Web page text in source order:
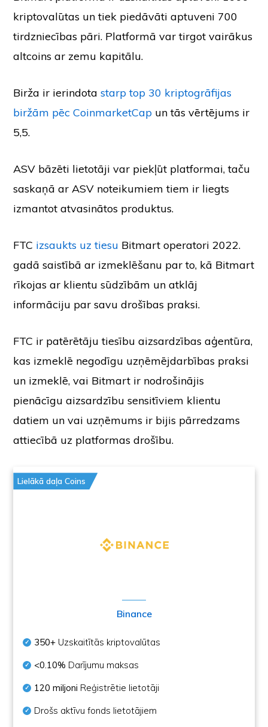
kriptovalūtas un tiek piedāvāti aptuveni 700
tirdzniecības pāri. Platformā var tirgot vairākus
altcoins ar zemu kapitālu.
Birža ir ierindotastarp top 30 kriptogrāfijas
biržām pēc CoinmarketCap un tās vērtējums ir
5,5.
ASV bāzēti lietotāji var piekļūt platformai, taču
saskaņā ar ASV noteikumiem tiem ir liegts
izmantot atvasinātos produktus.
FTC izsaukts uz tiesu Bitmart operatori 2022.
gadā saistībā ar izmeklēšanu par to, kā Bitmart
rīkojas ar klientu sūdzībām un atklāj
informāciju par savu drošības praksi.
FTC ir patērētāju tiesību aizsardzības aģentūra,
kas izmeklē negodīgu uzņēmējdarbības praksi
un izmeklē, vai Bitmart ir nodrošinājis
pienācīgu aizsardzību sensitīviem klientu
datiem un vai uzņēmums ir bijis pārredzams
attiecībā uz platformas drošību.
Lielākā daļa Coins
Binance
350+ Uzskaitītās kriptovalūtas
<0.10% Darījumu maksas
120 miljoni Reģistrētie lietotāji
Drošs aktīvu fonds lietotājiem